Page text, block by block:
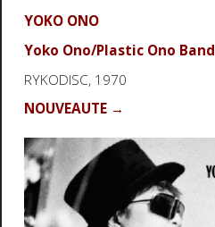
YOKO ONO
Yoko Ono/Plastic Ono Band
RYKODISC, 1970
NOUVEAUTE →